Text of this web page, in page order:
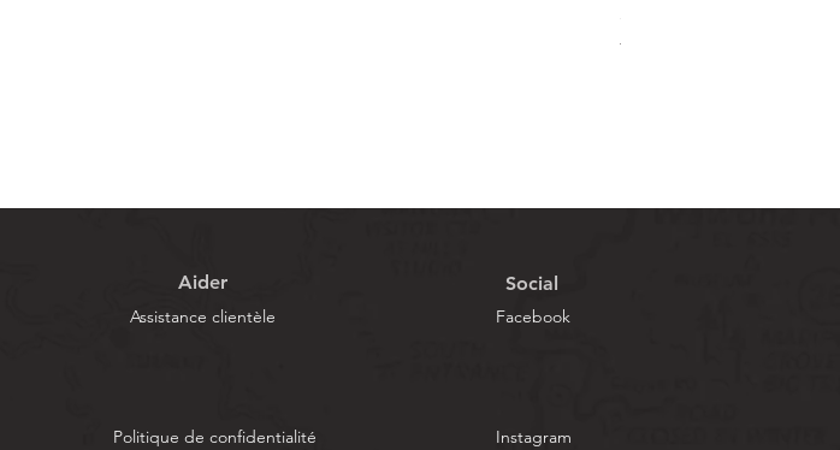
TVA Incluse
Aider
Assistance clientèle
Politique de confidentialité
Social
Facebook
Instagram